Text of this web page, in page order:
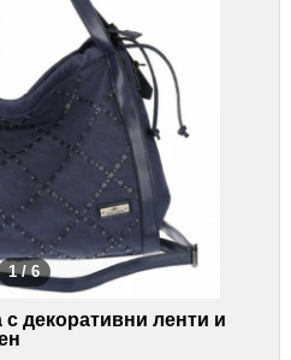
1 / 6
декоративни ленти и